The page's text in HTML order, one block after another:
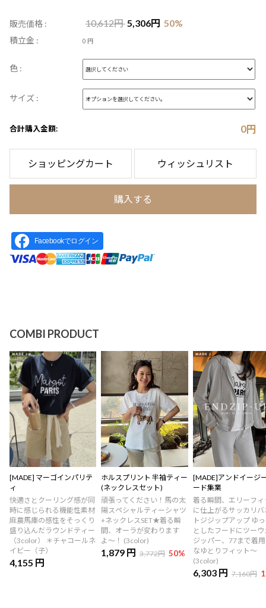
販売価格 : 10,612円 5,306円 50%
積立金 : 0 円
色 :
サイズ :
合計購入金額: 0円
ショッピングカート ウィッシュリスト
購入する
Facebookでログイン
COMBI PRODUCT
[MADE] マーゴインパリテ
ィ
快適さとクーリング感が同
時に感じられる機能性素材
麻農馬庫の感性をそっくり
盛り込んだラウンドティー
（3color） ＊チャコールネ
イビー（子）
4,155 円
ホルスプリント 半袖ティー
(ネックレスセット)
頑張ってください！馬の太
陽スペシャルティーシャツ
+ネックレスSET★着る瞬
間、オーラが変わります
よ〜！ (3color)
1,879 円 3,772円 50%
[MADE]アンドイージ
ード集業
着る瞬間、エリーフィ
に仕上がるサッカリバ
トジジップアップ ゆ
としたフードにツーウ
ジッパー、77まで着
なゆとりフィット～
(3color)
6,303 円 7,160円